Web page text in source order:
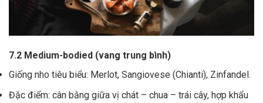
7.2 Medium-bodied (vang trung bình)
Giống nho tiêu biểu: Merlot, Sangiovese (Chianti), Zinfandel.
Đặc điểm: cân bằng giữa vị chát – chua – trái cây, hợp khẩu